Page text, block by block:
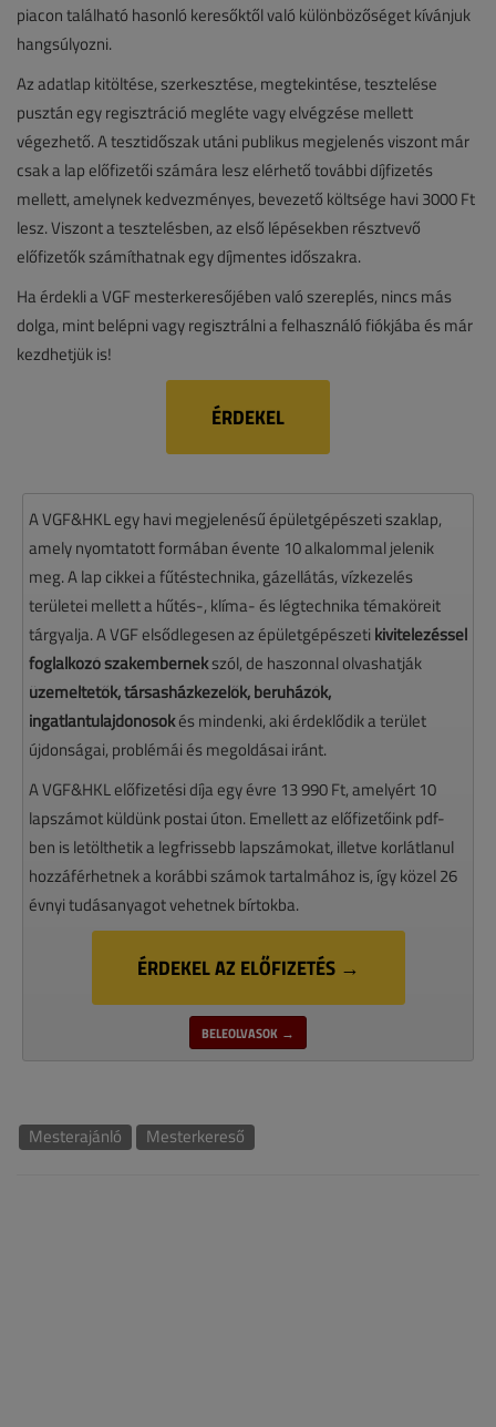
piacon található hasonló keresőktől való különbözőséget kívánjuk
hangsúlyozni.
Az adatlap kitöltése, szerkesztése, megtekintése, tesztelése
pusztán egy regisztráció megléte vagy elvégzése mellett
végezhető. A tesztidőszak utáni publikus megjelenés viszont már
csak a lap előfizetői számára lesz elérhető további díjfizetés
mellett, amelynek kedvezményes, bevezető költsége havi 3000 Ft
lesz. Viszont a tesztelésben, az első lépésekben résztvevő
előfizetők számíthatnak egy díjmentes időszakra.
Ha érdekli a VGF mesterkeresőjében való szereplés, nincs más
dolga, mint belépni vagy regisztrálni a felhasználó fiókjába és már
kezdhetjük is!
ÉRDEKEL
A VGF&HKL egy havi megjelenésű épületgépészeti szaklap,
amely nyomtatott formában évente 10 alkalommal jelenik
meg. A lap cikkei a fűtéstechnika, gázellátás, vízkezelés
területei mellett a hűtés-, klíma- és légtechnika témaköreit
tárgyalja. A VGF elsődlegesen az épületgépészeti kivitelezéssel
foglalkozó szakembernekszól, de haszonnal olvashatják
üzemeltetők, társasházkezelők, beruházók,
ingatlantulajdonosokés mindenki, aki érdeklődik a terület
újdonságai, problémái és megoldásai iránt.
A VGF&HKL előfizetési díja egy évre 13 990 Ft, amelyért 10
lapszámot küldünk postai úton. Emellett az előfizetőink pdf-
ben is letölthetik a legfrissebb lapszámokat, illetve korlátlanul
hozzáférhetnek a korábbi számok tartalmához is, így közel 26
évnyi tudásanyagot vehetnek bírtokba.
ÉRDEKEL AZ ELŐFIZETÉS →
BELEOLVASOK →
Mesterajánló Mesterkereső